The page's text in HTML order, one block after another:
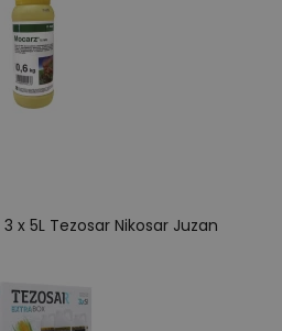
x 5L Tezosar Nikosar Juzan